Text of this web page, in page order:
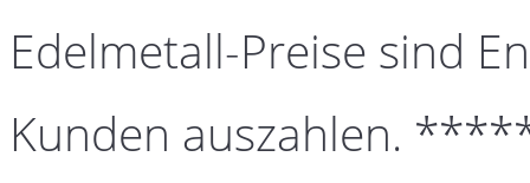
Edelmetall-Preise sind
Kunden auszahlen.